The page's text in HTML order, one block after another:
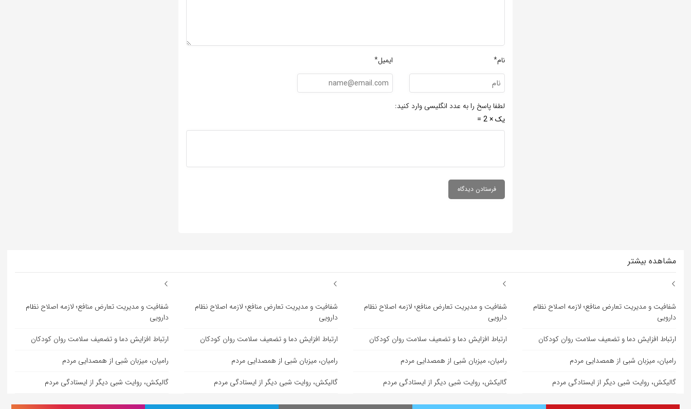
نام* ایمیل*
لطفا پاسخ را به عدد انگلیسی وارد کنید:
یک × 2 =
مشاهده بیشتر
شفافیت و مدیریت تعارض منافع؛ لازمه اصلاح نظام
دارویی
ارتباط افزایش دما و تضعیف سلامت روان کودکان
رامیان، میزبان شبی از همصدایی مردم
گالیکش، روایت شبی دیگر از ایستادگی مردم
شفافیت و مدیریت تعارض منافع؛ لازمه اصلاح نظام
دارویی
ارتباط افزایش دما و تضعیف سلامت روان کودکان
رامیان، میزبان شبی از همصدایی مردم
گالیکش، روایت شبی دیگر از ایستادگی مردم
شفافیت و مدیریت تعارض منافع؛ لازمه اصلاح نظام
دارویی
ارتباط افزایش دما و تضعیف سلامت روان کودکان
رامیان، میزبان شبی از همصدایی مردم
گالیکش، روایت شبی دیگر از ایستادگی مردم
شفافیت و مدیریت تعارض منافع؛ لازمه اصلاح نظام
دارویی
ارتباط افزایش دما و تضعیف سلامت روان کودکان
رامیان، میزبان شبی از همصدایی مردم
گالیکش، روایت شبی دیگر از ایستادگی مردم